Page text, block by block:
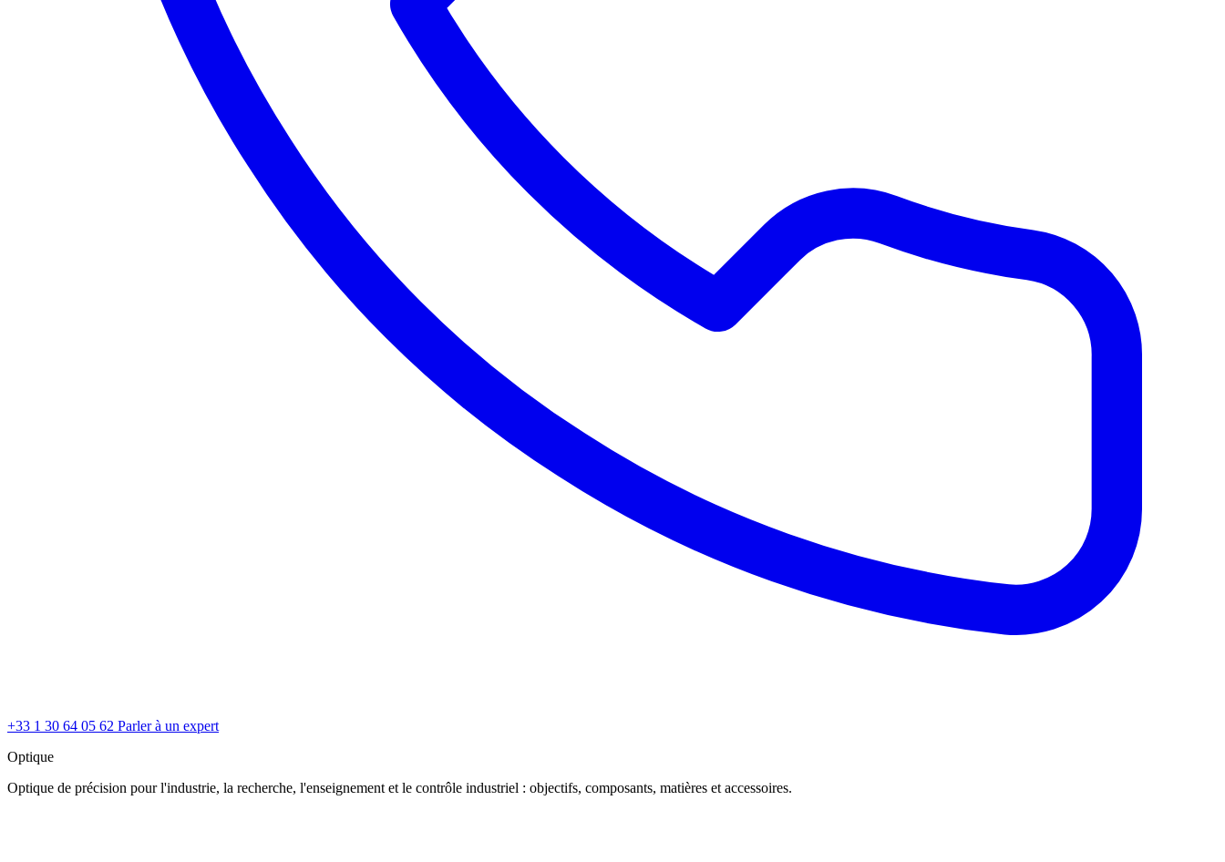
+33 1 30 64 05 62 Parler à un expert
Optique
Optique de précision pour l'industrie, la recherche, l'enseignement et le contrôle industriel : objectifs, composants, matières et accessoires.